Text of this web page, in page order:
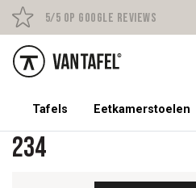
5/5 op Google Reviews
5% korting op
Tafels Eetkamerstoelen
234